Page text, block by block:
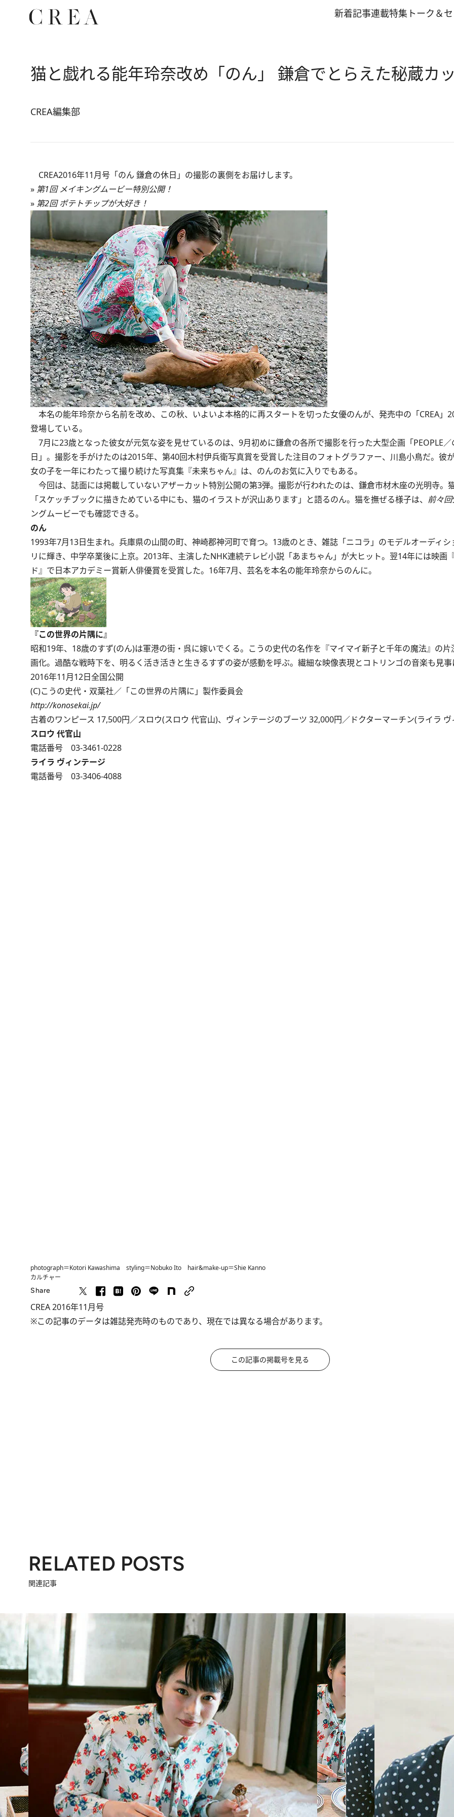
新着記事連載特集 トーク＆
猫と戯れる能年玲奈改め「のん」 鎌倉でとらえた秘蔵カ
CREA編集部
CREA2016年11月号「のん 鎌倉の休日」の撮影の裏側をお届けします。
» 第1回 メイキングムービー特別公開！
» 第2回 ポテトチップが大好き！
本名の能年玲奈から名前を改め、この秋、いよいよ本格的に再スタートを切った女優のんが、発売中の「CREA」
登場している。
7月に23歳となった彼女が元気な姿を見せているのは、9月初めに鎌倉の各所で撮影を行った大型企画「PEOPLE
日」。撮影を手がけたのは2015年、第40回木村伊兵衛写真賞を受賞した注目のフォトグラファー、川島小鳥だ。彼
女の子を一年にわたって撮り続けた写真集『未来ちゃん』は、のんのお気に入りでもある。
今回は、誌面には掲載していないアザーカット特別公開の第3弾。撮影が行われたのは、鎌倉市材木座の光明寺。猫
「スケッチブックに描きためている中にも、猫のイラストが沢山あります」と語るのん。猫を撫ぜる様子は、 前々回
ングムービーでも確認できる。
のん
1993年7月13日生まれ。兵庫県の山間の町、神崎郡神河町で育つ。13歳のとき、雑誌「ニコラ」のモデルオーディ
リに輝き、中学卒業後に上京。2013年、主演したNHK連続テレビ小説「あまちゃん」が大ヒット。翌14年には映画
ド』で日本アカデミー賞新人俳優賞を受賞した。16年7月、芸名を本名の能年玲奈からのんに。
『この世界の片隅に』
昭和19年、18歳のすず(のん)は軍港の街・呉に嫁いでくる。こうの史代の名作を『マイマイ新子と千年の魔法』の
画化。過酷な戦時下を、明るく活き活きと生きるすずの姿が感動を呼ぶ。繊細な映像表現とコトリンゴの音楽も見事
2016年11月12日全国公開
(C)こうの史代・双葉社／「この世界の片隅に」製作委員会
http://konosekai.jp/
古着のワンピース 17,500円／スロウ(スロウ 代官山)、ヴィンテージのブーツ 32,000円／ドクターマーチン(ライラ
スロウ 代官山
電話番号 03-3461-0228
ライラ ヴィンテージ
電話番号 03-3406-4088
photograph＝Kotori Kawashima styling＝Nobuko Ito hair&make-up＝Shie Kanno
カルチャー
Share
CREA 2016年11月号
※この記事のデータは雑誌発売時のものであり、現在では異なる場合があります。
この記事の掲載号を見る
RELATED POSTS
関連記事